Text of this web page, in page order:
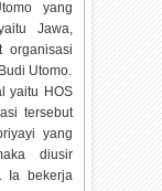
yang
Jawa,
organisasi
Utomo.
yaitu HOS
tersebut
yang
diusir
Ia bekerja